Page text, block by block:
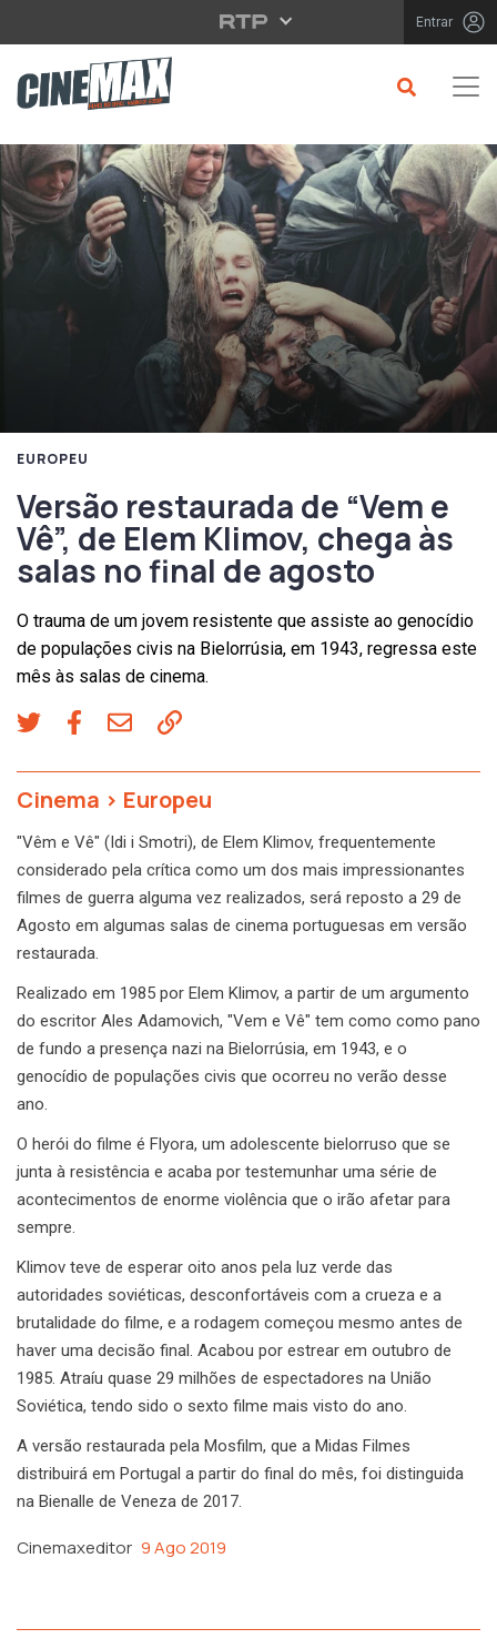
Saltar para o conteúdo principal Entrar
EUROPEU
Versão restaurada de “Vem e
Vê”, de Elem Klimov, chega às
salas no final de agosto
O trauma de um jovem resistente que assiste ao genocídio
de populações civis na Bielorrúsia, em 1943, regressa este
mês às salas de cinema.
Cinema > Europeu
"Vêm e Vê" (Idi i Smotri), de Elem Klimov, frequentemente
considerado pela crítica como um dos mais impressionantes
filmes de guerra alguma vez realizados, será reposto a 29 de
Agosto em algumas salas de cinema portuguesas em versão
restaurada.
Realizado em 1985 por Elem Klimov, a partir de um argumento
do escritor Ales Adamovich, "Vem e Vê" tem como como pano
de fundo a presença nazi na Bielorrúsia, em 1943, e o
genocídio de populações civis que ocorreu no verão desse
ano.
O herói do filme é Flyora, um adolescente bielorruso que se
junta à resistência e acaba por testemunhar uma série de
acontecimentos de enorme violência que o irão afetar para
sempre.
Klimov teve de esperar oito anos pela luz verde das
autoridades soviéticas, desconfortáveis com a crueza e a
brutalidade do filme, e a rodagem começou mesmo antes de
haver uma decisão final. Acabou por estrear em outubro de
1985. Atraíu quase 29 milhões de espectadores na União
Soviética, tendo sido o sexto filme mais visto do ano.
A versão restaurada pela Mosfilm, que a Midas Filmes
distribuirá em Portugal a partir do final do mês, foi distinguida
na Bienalle de Veneza de 2017.
Cinemaxeditor 9 Ago 2019